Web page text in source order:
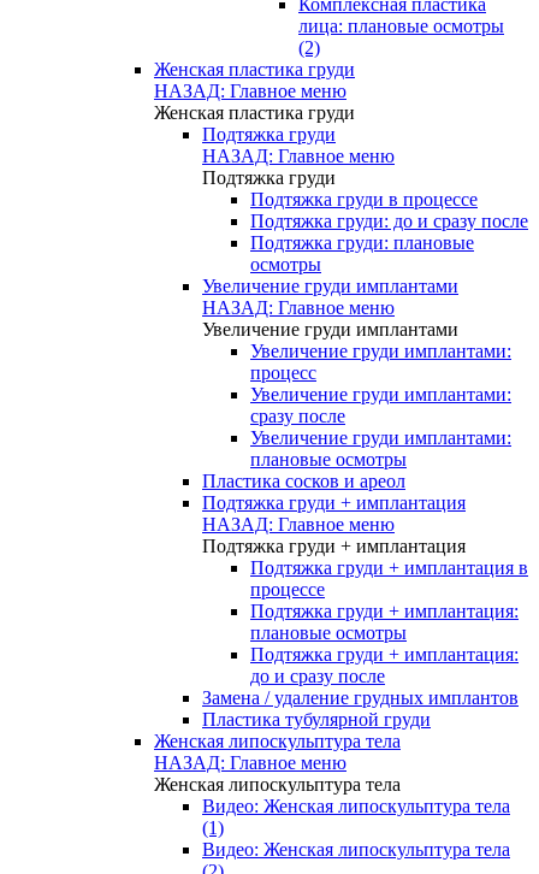
Комплексная пластика
лица: плановые осмотры
(2)
Женская пластика груди
НАЗАД: Главное меню
Женская пластика груди
Подтяжка груди
НАЗАД: Главное меню
Подтяжка груди
Подтяжка груди в процессе
Подтяжка груди: до и сразу после
Подтяжка груди: плановые
осмотры
Увеличение груди имплантами
НАЗАД: Главное меню
Увеличение груди имплантами
Увеличение груди имплантами:
процесс
Увеличение груди имплантами:
сразу после
Увеличение груди имплантами:
плановые осмотры
Пластика сосков и ареол
Подтяжка груди + имплантация
НАЗАД: Главное меню
Подтяжка груди + имплантация
Подтяжка груди + имплантация в
процессе
Подтяжка груди + имплантация:
плановые осмотры
Подтяжка груди + имплантация:
до и сразу после
Замена / удаление грудных имплантов
Пластика тубулярной груди
Женская липоскульптура тела
НАЗАД: Главное меню
Женская липоскульптура тела
Видео: Женская липоскульптура тела
(1)
Видео: Женская липоскульптура тела